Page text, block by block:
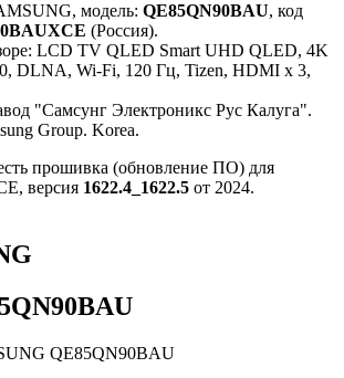
модель: QE85QN90BAU, код
(Россия).
LCD TV QLED Smart UHD QLED, 4K
DLNA, Wi-Fi, 120 Гц, Tizen, HDMI х 3,
"Самсунг Электроникс Рус Калуга".
Group. Korea.
прошивка (обновление ПО) для
версия 1622.4_1622.5 от 2024.